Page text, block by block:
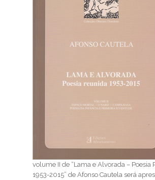
volume II de “Lama e Alvorada – Poesia
1953-2015” de Afonso Cautela será